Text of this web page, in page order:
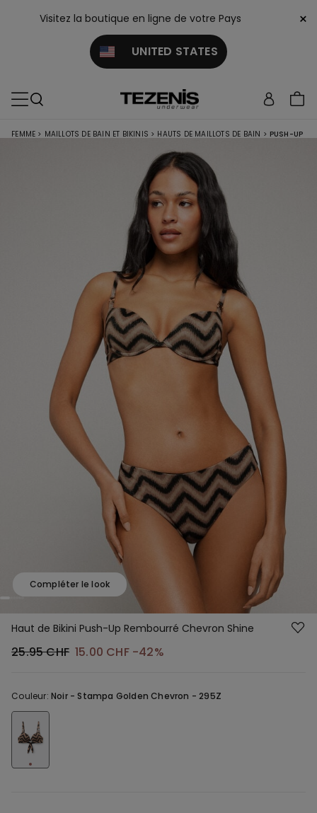
Visitez la boutique en ligne de votre Pays
UNITED STATES
×
FEMME > MAILLOTS DE BAIN ET BIKINIS > HAUTS DE MAILLOTS DE BAIN > PUSH-UP
Compléter le look
Haut de Bikini Push-Up Rembourré Chevron Shine
25.95 CHF 15.00 CHF -42%
Couleur:Noir -Stampa Golden Chevron - 295Z